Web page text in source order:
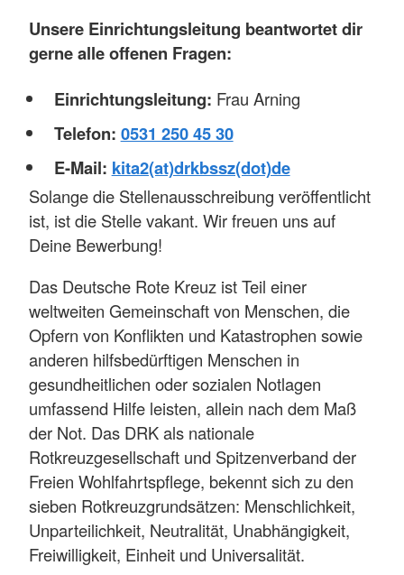
Unsere Einrichtungsleitung beantwortet dir
gerne alle offenen Fragen:
Einrichtungsleitung: Frau Arning
Telefon: 0531 250 45 30
E-Mail: kita2(at)drkbssz(dot)de
Solange die Stellenausschreibung veröffentlicht
ist, ist die Stelle vakant. Wir freuen uns auf
Deine Bewerbung!
Das Deutsche Rote Kreuz ist Teil einer
weltweiten Gemeinschaft von Menschen, die
Opfern von Konflikten und Katastrophen sowie
anderen hilfsbedürftigen Menschen in
gesundheitlichen oder sozialen Notlagen
umfassend Hilfe leisten, allein nach dem Maß
der Not. Das DRK als nationale
Rotkreuzgesellschaft und Spitzenverband der
Freien Wohlfahrtspflege, bekennt sich zu den
sieben Rotkreuzgrundsätzen: Menschlichkeit,
Unparteilichkeit, Neutralität, Unabhängigkeit,
Freiwilligkeit, Einheit und Universalität.